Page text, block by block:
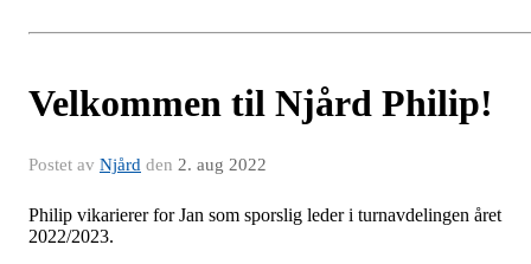
Velkommen til Njård Philip!
Postet av Njård den 2. aug 2022
Philip vikarierer for Jan som sporslig leder i turnavdelingen året
2022/2023.